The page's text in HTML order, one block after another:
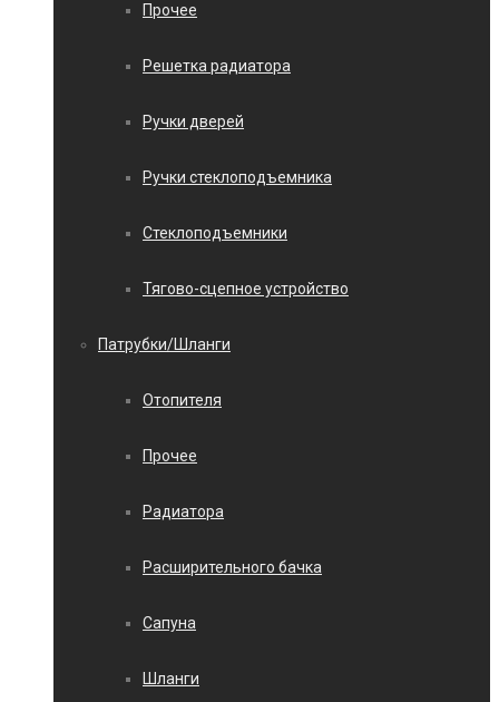
Прочее
Решетка радиатора
Ручки дверей
Ручки стеклоподъемника
Стеклоподъемники
Тягово-сцепное устройство
Патрубки/Шланги
Отопителя
Прочее
Радиатора
Расширительного бачка
Сапуна
Шланги